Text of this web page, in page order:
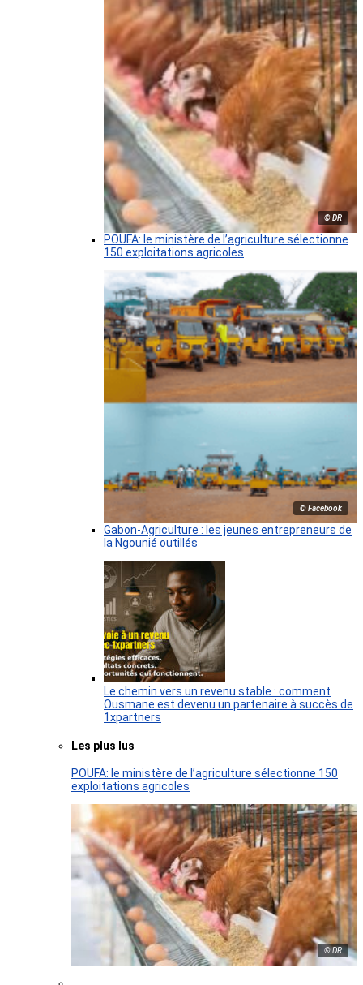
© DR
POUFA: le ministère de l’agriculture sélectionne
150 exploitations agricoles
© Facebook
Gabon-Agriculture : les jeunes entrepreneurs de
la Ngounié outillés
Le chemin vers un revenu stable : comment
Ousmane est devenu un partenaire à succès de
1xpartners
Les plus lus
POUFA: le ministère de l’agriculture sélectionne 150
exploitations agricoles
© DR